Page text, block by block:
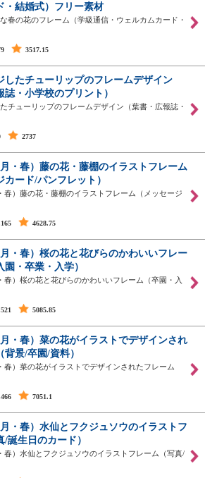
・結婚式）フリー素材
春の花のフレーム（学級通信・ウェルカムカード・
3517.15
したチューリップのフレームデザイン
誌・小学校のプリント）
チューリップのフレームデザイン（葉書・広報誌・
2737
・春）藤の花・藤棚のイラストフレーム
カード/パンフレット）
春）藤の花・藤棚のイラストフレーム（メッセージ
4628.75
・春）桜の花と花びらのかわいいフレー
園・卒業・入学）
春）桜の花と花びらのかわいいフレーム（卒園・入
5085.85
・春）菜の花がイラストでデザインされ
景/卒園/資料）
春）菜の花がイラストでデザインされたフレーム
7051.1
・春）水仙とフクジュソウのイラストフ
/誕生日のカード）
春）水仙とフクジュソウのイラストフレーム（写真/